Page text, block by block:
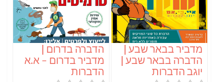
מדביר בבאר שבע |
הדברה בבאר שבע |
יוגב הדברות
הדברה בדרום |
מדביר בדרום – א.א
הדברות